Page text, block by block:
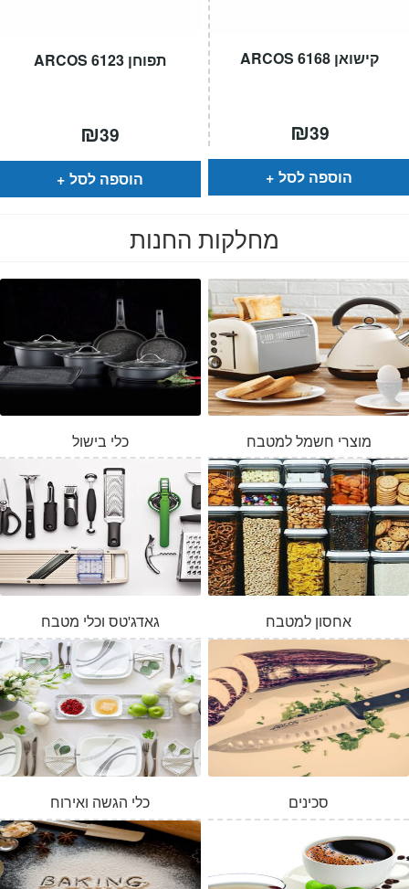
תפוחן 6123 ARCOS
₪39
הוספה לסל
קישואן 6168 ARCOS
₪39
הוספה לסל
מחלקות החנות
כלי בישול מוצרי חשמל למטבח
גאדג'טס וכלי מטבח אחסון למטבח
כלי הגשה ואירוח סכינים